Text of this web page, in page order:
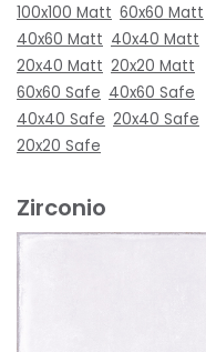
100x100 Matt 60x60 Matt
40x60 Matt 40x40 Matt
20x40 Matt 20x20 Matt
60x60 Safe 40x60 Safe
40x40 Safe 20x40 Safe
20x20 Safe
Zirconio